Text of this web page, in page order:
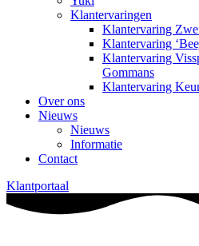
Klantervaringen
Klantervaring
Klantervaring
Klantervaring
Gommans
Klantervaring
Over ons
Nieuws
Nieuws
Informatie
Contact
Klantportaal